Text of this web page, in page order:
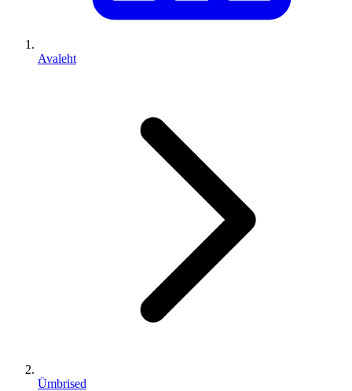
Avaleht
Ümbrised